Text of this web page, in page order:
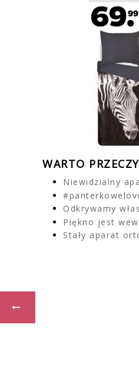
WARTO
Niewidzialny
Odkrywamy
Piękno jest
Stały aparat